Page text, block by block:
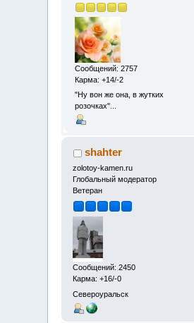
Сообщений: 2757
Карма: +14/-2
"Ну вон же она, в жутких
розочках"...
shahter
zolotoy-kamen.ru
Глобальный модератор
Ветеран
Сообщений: 2450
Карма: +16/-0
Североуральск